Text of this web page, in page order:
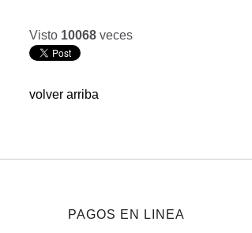
Visto 10068 veces
volver arriba
PAGOS EN LINEA